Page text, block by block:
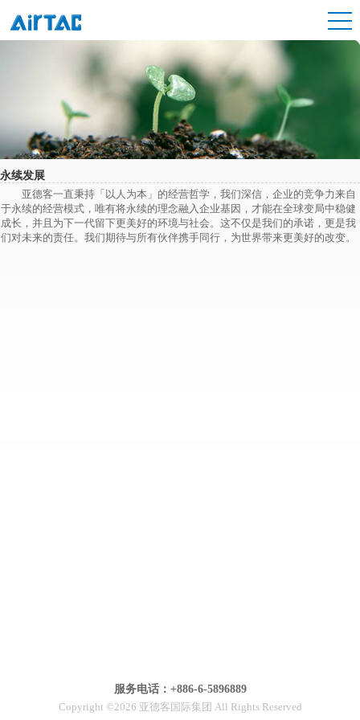
永续发展
亚德客一直秉持「以人为本」的经营哲学，我们深信，企业的竞争力来自
于永续的经营模式，唯有将永续的理念融入企业基因，才能在全球变局中稳健
成长，并且为下一代留下更美好的环境与社会。这不仅是我们的承诺，更是我
们对未来的责任。我们期待与所有伙伴携手同行，为世界带来更美好的改变。
服务电话：+886-6-5896889
Copyright ©2026 亚德客国际集团 All Rights Reserved